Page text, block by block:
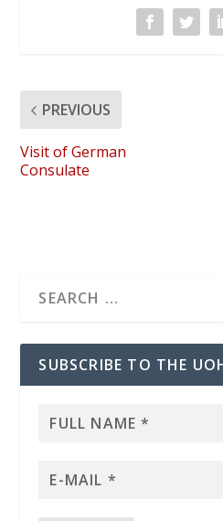
PREVIOUS
Visit of German
Consulate
SUBSCRIBE TO THE